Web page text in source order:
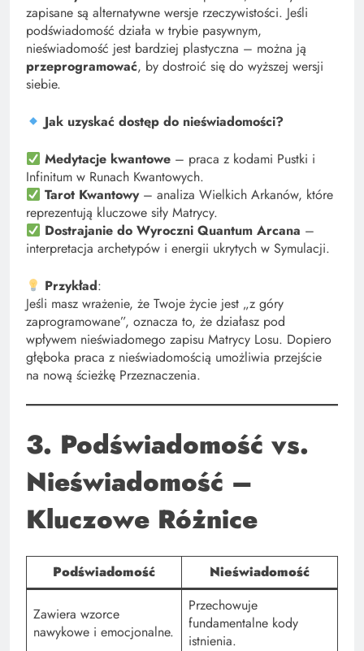
zapisane są alternatywne wersje rzeczywistości. Jeśli
podświadomość działa w trybie pasywnym,
nieświadomość jest bardziej plastyczna – można ją
przeprogramować, by dostroić się do wyższej wersji
siebie.
Jak uzyskać dostęp do nieświadomości?
Medytacje kwantowe – praca z kodami Pustki i
Infinitum w Runach Kwantowych.
Tarot Kwantowy– analiza Wielkich Arkanów, które
reprezentują kluczowe siły Matrycy.
Dostrajanie do Wyroczni Quantum Arcana –
interpretacja archetypów i energii ukrytych w Symulacji.
Przykład:
Jeśli masz wrażenie, że Twoje życie jest „z góry
zaprogramowane”, oznacza to, że działasz pod
wpływem nieświadomego zapisu Matrycy Losu. Dopiero
głęboka praca z nieświadomością umożliwia przejście
na nową ścieżkę Przeznaczenia.
3. Podświadomość vs.
Nieświadomość –
Kluczowe Różnice
Podświadomość Nieświadomość
Zawiera wzorce
nawykowe i emocjonalne.
Przechowuje
fundamentalne kody
istnienia.